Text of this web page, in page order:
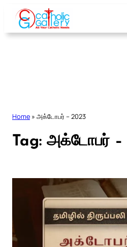
Skip
content
Home » அக்டோபர் – 2023
Tag: அக்டோபர் –